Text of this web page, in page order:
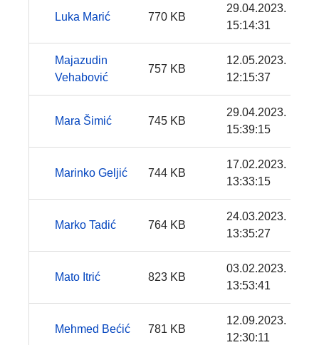
Luka Marić 770 KB
29.04.2023.
15:14:31
Majazudin
Vehabović
757 KB
12.05.2023.
12:15:37
Mara Šimić 745 KB
29.04.2023.
15:39:15
Marinko Geljić 744 KB
17.02.2023.
13:33:15
Marko Tadić 764 KB
24.03.2023.
13:35:27
Mato Itrić 823 KB
03.02.2023.
13:53:41
Mehmed Bećić 781 KB
12.09.2023.
12:30:11